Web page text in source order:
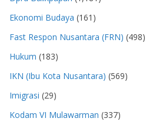
Ekonomi Budaya (161)
Fast Respon Nusantara (FRN) (498)
Hukum (183)
IKN (Ibu Kota Nusantara) (569)
Imigrasi (29)
Kodam VI Mulawarman (337)